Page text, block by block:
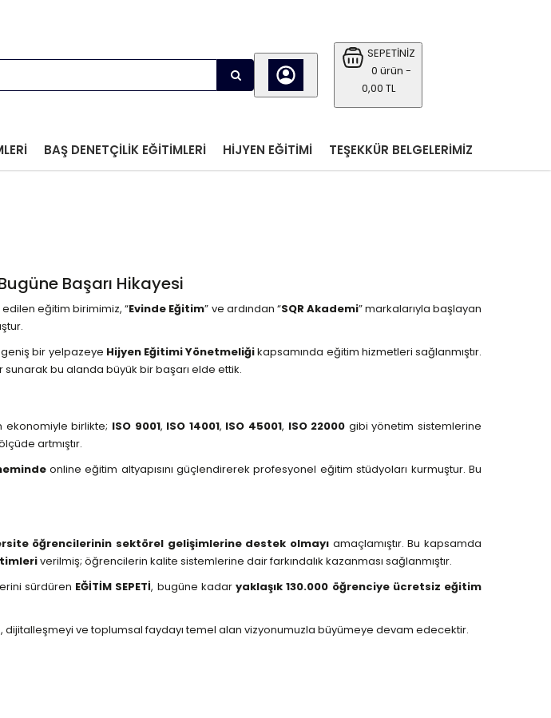
SEPETİNİZ
0 ürün -
0,00 TL
TEŞEKKÜR BELGELERIMIZ
HIJYEN EĞITIMI
BAŞ DENETÇILIK EĞITIMLERI
Başarı Hikayesi
eğitim birimimiz, “Evinde Eğitim” ve ardından “SQR Akademi” markalarıyla başlayan
bir yelpazeye Hijyen Eğitimi Yönetmeliğikapsamında eğitim hizmetleri sağlanmıştır.
sunarak bu alanda büyük bir başarı elde ettik.
ekonomiyle birlikte; ISO 9001, ISO 14001, ISO 45001, ISO 22000 gibi yönetim sistemlerine
artmıştır.
online eğitim altyapısını güçlendirerek profesyonel eğitim stüdyoları kurmuştur. Bu
öğrencilerinin sektörel gelişimlerine destek olmayı amaçlamıştır. Bu kapsamda
verilmiş; öğrencilerin kalite sistemlerine dair farkındalık kazanması sağlanmıştır.
sürdüren EĞİTİM SEPETİ, bugüne kadaryaklaşık 130.000 öğrenciye ücretsiz eğitim
dijitalleşmeyi ve toplumsal faydayı temel alan vizyonumuzla büyümeye devam edecektir.